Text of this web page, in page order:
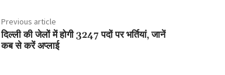
Previous article
दिल्ली की जेलों में होगी 3247 पदों पर भर्तियां, जानें
कब से करें अप्लाई